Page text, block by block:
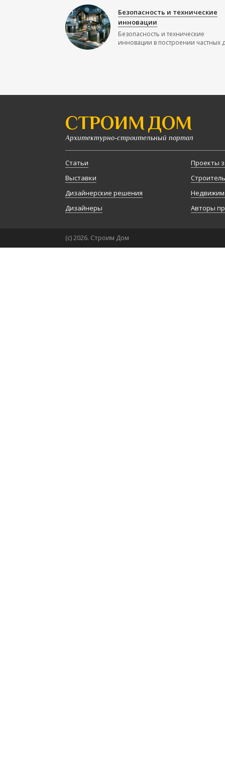
Безопасность и технические
инновации
Безопасность и технические
инновации в построении частных
СТРОИМ ДОМ
Архитектурно-строительный портал
Статьи
Выставки
Дизайнерские решения
Дизайнеры
Проекты
Авторы
(с) 2026. Строим Дом